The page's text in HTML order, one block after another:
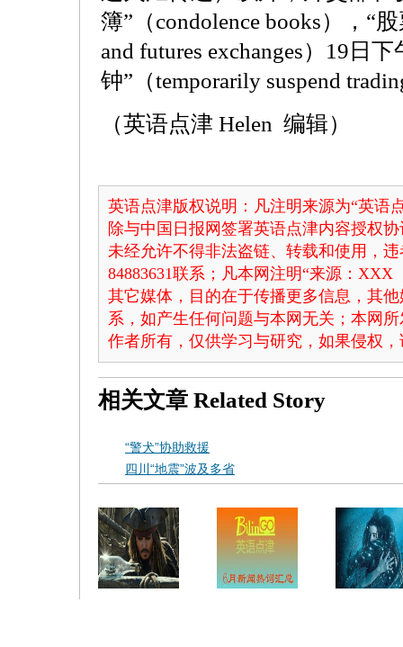
簿”（condolence books），“
and futures exchanges）19日
钟”（temporarily suspend
（英语点津 Helen 编辑）
英语点津版权说明：凡注明来源为“英语
除与中国日报网签署英语点津内容授权
未经允许不得非法盗链、转载和使用，
84883631联系；凡本网注明“来源：
其它媒体，目的在于传播更多信息，其
系，如产生任何问题与本网无关；本网
作者所有，仅供学习与研究，如果侵权
相关文章 Related Story
“警犬”协助救援
四川“地震”波及多省